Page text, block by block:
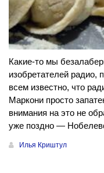
Какие-то мы
изобретателей радио,
всем известно, что
Маркони просто
внимания на это не
уже поздно —
Илья Криштул